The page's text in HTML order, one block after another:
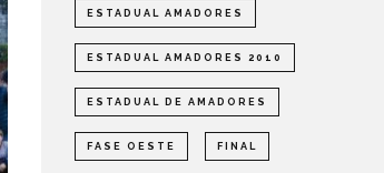
DEFINIDOS OS SEMIFINALISTAS
FASE OESTE 2026
ESTADUAL AMADORES
ESTADUAL AMADORES 2010
ESTADUAL DE AMADORES
FASE OESTE FINAL